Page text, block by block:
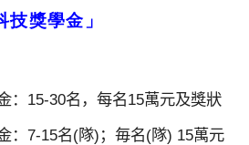
獎學金」
： 15-30名，每名15萬元及獎狀
： 7-15名(隊) ；毎名(隊) 15萬元